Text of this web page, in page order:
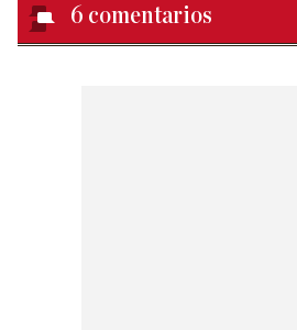
6 comentarios